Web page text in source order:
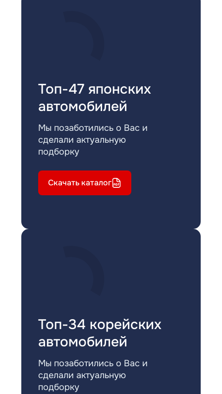
Топ-47 японских
автомобилей
Мы позаботились о Вас и
сделали актуальную
подборку
Скачать каталог
Топ-34 корейских
автомобилей
Мы позаботились о Вас и
сделали актуальную
подборку